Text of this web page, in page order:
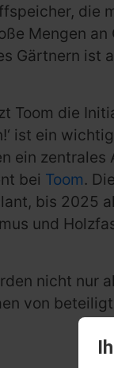
die
Mengen an
Gärtnern ist
Toom die
ist ein
ein
bei Toom.
bis 2025
und
nicht nur
von